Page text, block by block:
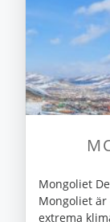
Mongoliet
Mongoliet
extrema